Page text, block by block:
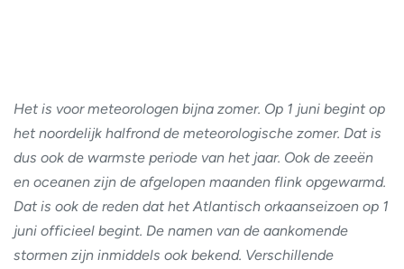
Het is voor meteorologen bijna zomer. Op 1 juni begint op
het noordelijk halfrond de meteorologische zomer. Dat is
dus ook de warmste periode van het jaar. Ook de zeeën
en oceanen zijn de afgelopen maanden flink opgewarmd.
Dat is ook de reden dat het Atlantisch orkaanseizoen op 1
juni officieel begint. De namen van de aankomende
stormen zijn inmiddels ook bekend. Verschillende